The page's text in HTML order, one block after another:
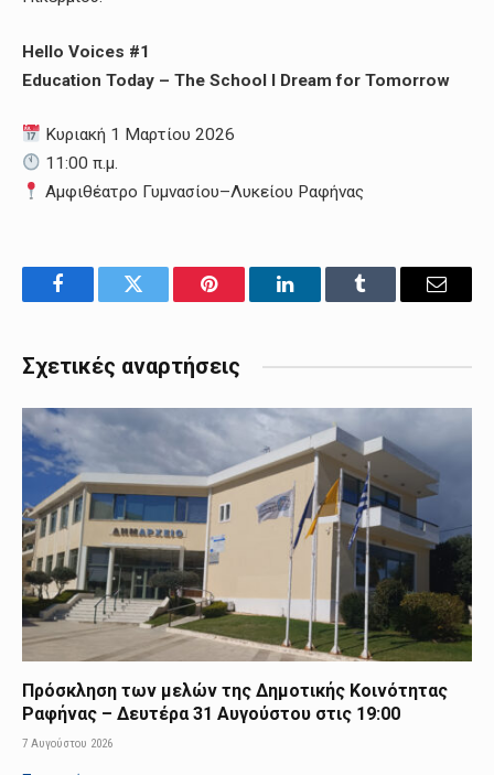
Hello Voices #1
Education Today – The School I Dream for Tomorrow
Κυριακή 1 Μαρτίου 2026
11:00 π.μ.
Αμφιθέατρο Γυμνασίου–Λυκείου Ραφήνας
FacebookTwitter Pinterest LinkedInTumblr Email
Σχετικές αναρτήσεις
Πρόσκληση των μελών της Δημοτικής Κοινότητας
Ραφήνας – Δευτέρα 31 Αυγούστου στις 19:00
7 Αυγούστου 2026